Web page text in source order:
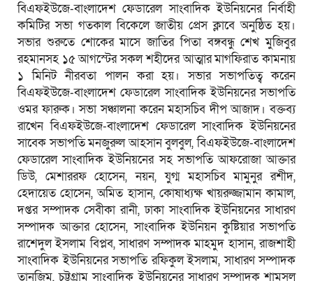
বিএফইউজে-বাংলাদেশ ফেডারেল সাংবাদিক ইউনিয়নের নির্বাহী
কমিটির সভা গতকাল বিকেলে জাতীয় প্রেস ক্লাবে অনুষ্ঠিত হয়।
সভার শুরুতে শোকের মাসে জাতির পিতা বঙ্গবন্ধু শেখ মুজিবুর
রহমানসহ ১৫ আগস্টের সকল শহীদের আত্মার মাগফিরাত কামনায়
১ মিনিট নীরবতা পালন করা হয়। সভার সভাপতিত্ব করেন
বিএফইউজে-বাংলাদেশ ফেডারেল সাংবাদিক ইউনিয়নের সভাপতি
ওমর ফারুক। সভা সঞ্চালনা করেন মহাসচিব দীপ আজাদ। বক্তব্য
রাখেন বিএফইউজে-বাংলাদেশ ফেডারেল সাংবাদিক ইউনিয়নের
সাবেক সভাপতি মনজুরুল আহসান বুলবুল, বিএফইউজে-বাংলাদেশ
ফেডারেল সাংবাদিক ইউনিয়নের সহ সভাপতি আফরোজা আক্তার
ডিউ, মেশাররফ হোসেন, নয়ন, যুগ্ম মহাসচিব মামুনুর রশীদ,
হেদায়েত হোসেন, অমিত হাসান, কোষাধ্যক্ষ খায়রুজ্জামান কামাল,
দপ্তর সম্পাদক সেবীকা রানী, ঢাকা সাংবাদিক ইউনিয়নের সাধারণ
সম্পাদক আক্তার হোসেন, সাংবাদিক ইউনিয়ন কুষ্টিয়ার সভাপতি
রাশেদুল ইসলাম বিপ্লব, সাধারণ সম্পাদক মাহমুদ হাসান, রাজশাহী
সাংবাদিক ইউনিয়নের সভাপতি রফিকুল ইসলাম, সাধারণ সম্পাদক
তানজিম, চট্টগ্রাম সাংবাদিক ইউনিয়নের সাধারণ সম্পাদক শামসুল